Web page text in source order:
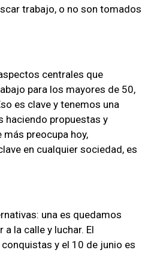
trabajo, o no son tomados
centrales que
para los mayores de 50,
es clave y tenemos una
haciendo propuestas y
preocupa hoy,
en cualquier sociedad, es
una es quedamos
la calle y luchar. El
y el 10 de junio es